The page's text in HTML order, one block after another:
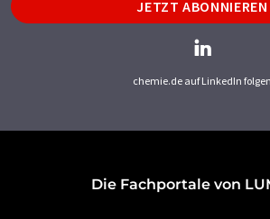
JETZT ABONNIEREN
chemie.de auf LinkedIn folgen
Die Fachportale von